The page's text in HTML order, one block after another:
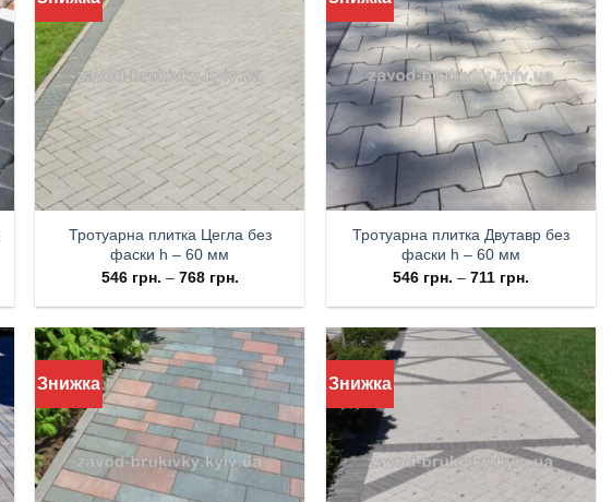
Тротуарна плитка Цегла без
фаски h – 60 мм
546 грн. – 768 грн.
Тротуарна плитка Двутавр без
фаски h – 60 мм
546 грн. –711 грн.
Знижка Знижка